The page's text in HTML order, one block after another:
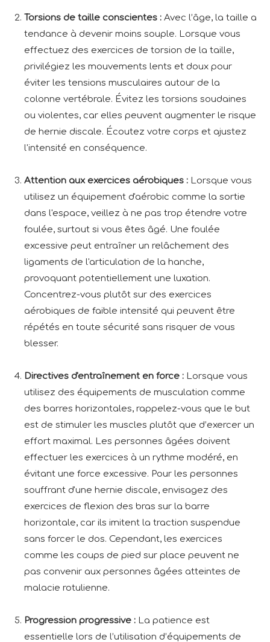
Torsions de taille conscientes : Avec l’âge, la taille a
tendance à devenir moins souple. Lorsque vous
effectuez des exercices de torsion de la taille,
privilégiez les mouvements lents et doux pour
éviter les tensions musculaires autour de la
colonne vertébrale. Évitez les torsions soudaines
ou violentes, car elles peuvent augmenter le risque
de hernie discale. Écoutez votre corps et ajustez
l'intensité en conséquence.
Attention aux exercices aérobiques : Lorsque vous
utilisez un équipement d'aérobic comme la sortie
dans l'espace, veillez à ne pas trop étendre votre
foulée, surtout si vous êtes âgé. Une foulée
excessive peut entraîner un relâchement des
ligaments de l'articulation de la hanche,
provoquant potentiellement une luxation.
Concentrez-vous plutôt sur des exercices
aérobiques de faible intensité qui peuvent être
répétés en toute sécurité sans risquer de vous
blesser.
Directives d'entraînement en force : Lorsque vous
utilisez des équipements de musculation comme
des barres horizontales, rappelez-vous que le but
est de stimuler les muscles plutôt que d’exercer un
effort maximal. Les personnes âgées doivent
effectuer les exercices à un rythme modéré, en
évitant une force excessive. Pour les personnes
souffrant d'une hernie discale, envisagez des
exercices de flexion des bras sur la barre
horizontale, car ils imitent la traction suspendue
sans forcer le dos. Cependant, les exercices
comme les coups de pied sur place peuvent ne
pas convenir aux personnes âgées atteintes de
malacie rotulienne.
Progression progressive : La patience est
essentielle lors de l’utilisation d’équipements de